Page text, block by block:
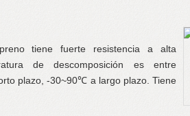
tiene fuerte resistencia a alta
de descomposición es entre
plazo, -30~90℃ a largo plazo. Tiene